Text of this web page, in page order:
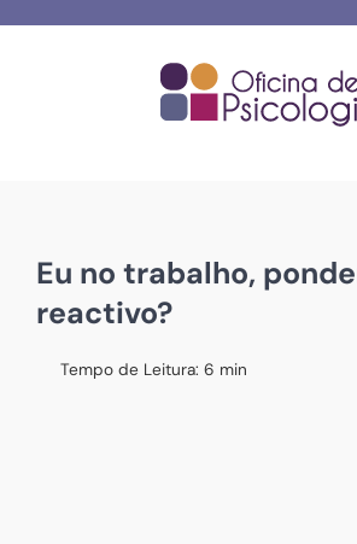
Eu no trabalho,
reactivo?
Tempo de Leitura: 6 min